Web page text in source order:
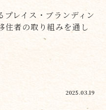
レイス・ブランディン
住者の取り組みを通し
2025.03.19